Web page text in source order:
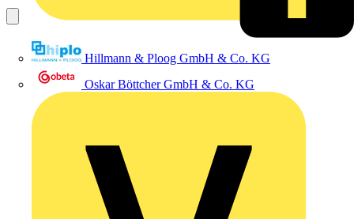
Hillmann & Ploog GmbH & Co. KG
Oskar Böttcher GmbH & Co. KG